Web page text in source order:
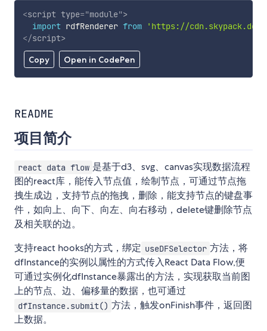
Copy Open in CodePen
<script type="module">
import rdfRenderer from
'https://
</script>
README
项目简介
react data flow 是基于d3、svg、canvas实现数据流程
图的react库，能传入节点值，绘制节点，可通过节点拖
拽生成边，支持节点的拖拽，删除，能支持节点的键盘事
件，如向上、向下、向左、向右移动，delete键删除节点
及相关联的边。
支持react hooks的方式，绑定 useDFSelector 方法，将
dfInstance的实例以属性的方式传入React Data Flow,便
可通过实例化dfInstance暴露出的方法，实现获取当前图
上的节点、边、偏移量的数据，也可通过
dfInstance.submit() 方法，触发onFinish事件，返回图
上数据。